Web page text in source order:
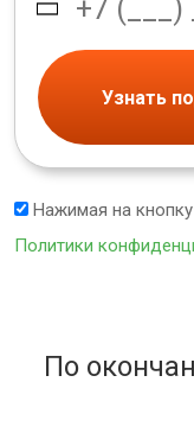
Узнать
Нажимая на
Политики
По